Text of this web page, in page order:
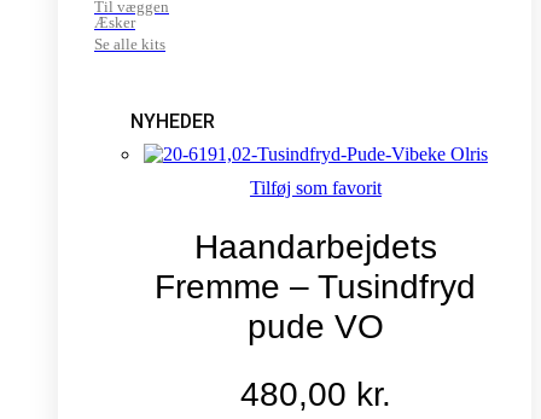
Til væggen
Æsker
Se alle kits
NYHEDER
Tilføj som favorit
Haandarbejdets
Fremme – Tusindfryd
pude VO
480,00 kr.